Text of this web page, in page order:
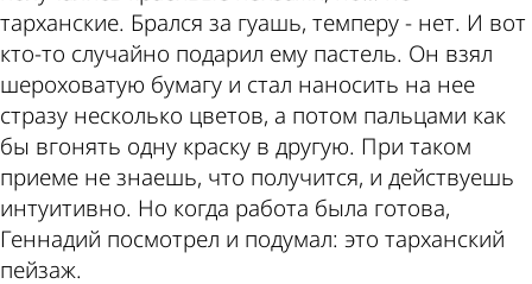
тарханские. Брался за гуашь, темперу - нет. И вот
кто-то случайно подарил ему пастель. Он взял
шероховатую бумагу и стал наносить на нее
стразу несколько цветов, а потом пальцами как
бы вгонять одну краску в другую. При таком
приеме не знаешь, что получится, и действуешь
интуитивно. Но когда работа была готова,
Геннадий посмотрел и подумал: это тарханский
пейзаж.